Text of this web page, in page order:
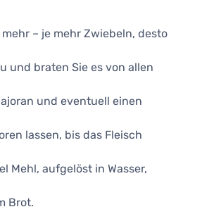
– je mehr Zwiebeln, desto
und braten Sie es von allen
und eventuell einen
lassen, bis das Fleisch
Mehl, aufgelöst in Wasser,
Brot.